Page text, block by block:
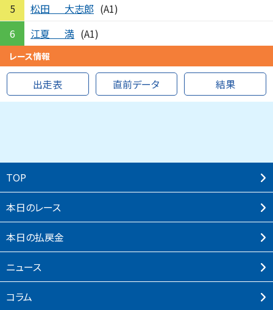
5
松田 大志郎 (A1)
6
江夏 満 (A1)
レース情報
出走表 直前データ 結果
TOP
本⽇のレース
本⽇の払戻⾦
ニュース
コラム